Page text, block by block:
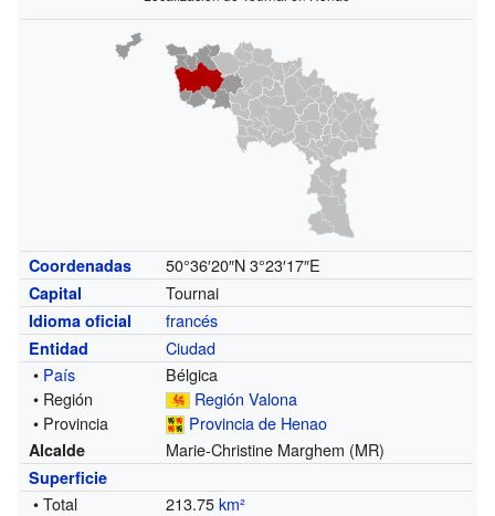
Coordenadas 50°36′20″N 3°23′17″E
Capital Tournai
Idioma oficial francés
Entidad
Ciudad
• País
Bélgica
• Región
Región Valona
• Provincia
Provincia de Henao
Alcalde Marie-Christine Marghem (MR)
Superficie
• Total 213.75km²